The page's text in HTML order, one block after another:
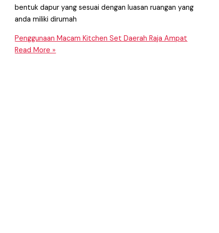
bentuk dapur yang sesuai dengan luasan ruangan yang
anda miliki dirumah
Penggunaan Macam Kitchen Set Daerah Raja Ampat
Read More »